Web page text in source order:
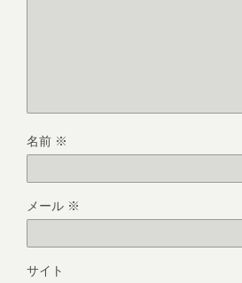
名前 ※
メール ※
サイト